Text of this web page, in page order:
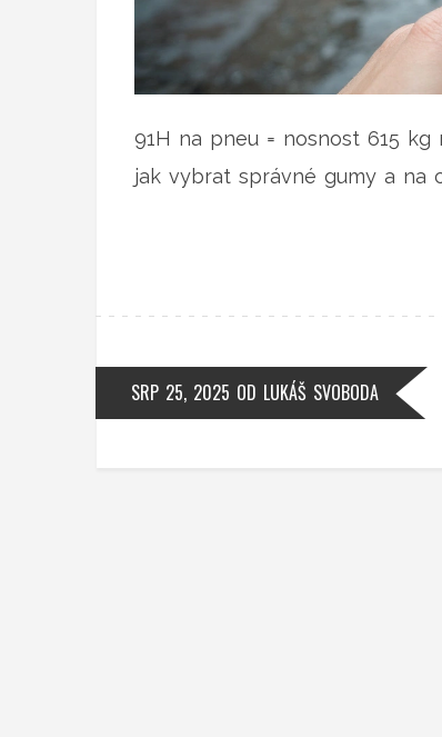
91H na pneu = nosnost 615
jak vybrat správné gumy a na
SRP 25, 2025 OD LUKÁŠ SVOBODA